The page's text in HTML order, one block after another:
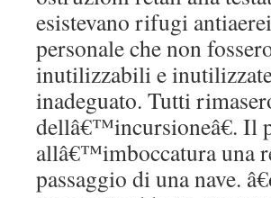
esistevano rifugi
personale che non
inutilizzabili e
inadeguato. Tutti
dellâ€™incursioneâ€. Il
allâ€™imboccatura una
passaggio di una nave.